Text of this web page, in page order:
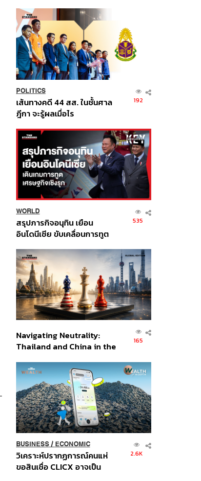
POLITICS
เส้นทางคดี 44 สส. ในชั้นศาล
ฎีกา จะรู้ผลเมื่อไร
192
WORLD
สรุปภารกิจอนุทิน เยือน
อินโดนีเซีย ขับเคลื่อนการทูต
ส่วนยุทธศาสตร์ไทย –
อินโดนีเซีย
535
Navigating Neutrality:
Thailand and China in the
Order
165
BUSINESS/ ECONOMIC
วิเคราะห์ปรากฏการณ์คนแห่
ขอสินเชื่อ CLICX อาจเป็น
2.6K